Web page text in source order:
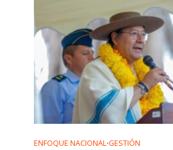
ENFOQUE NACIONAL•GESTIÓN